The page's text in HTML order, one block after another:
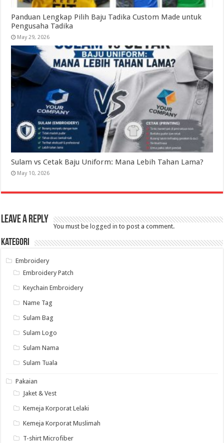
Panduan Lengkap Pilih Baju Tadika Custom Made untuk
Pengusaha Tadika
May 29, 2026
Sulam vs Cetak Baju Uniform: Mana Lebih Tahan Lama?
May 10, 2026
Leave a Reply
You must be logged in to post a comment.
Kategori
Embroidery
Embroidery Patch
Keychain Embroidery
Name Tag
Sulam Bag
Sulam Logo
Sulam Nama
Sulam Tuala
Pakaian
Jaket & Vest
Kemeja Korporat Lelaki
Kemeja Korporat Muslimah
T-shirt Microfiber